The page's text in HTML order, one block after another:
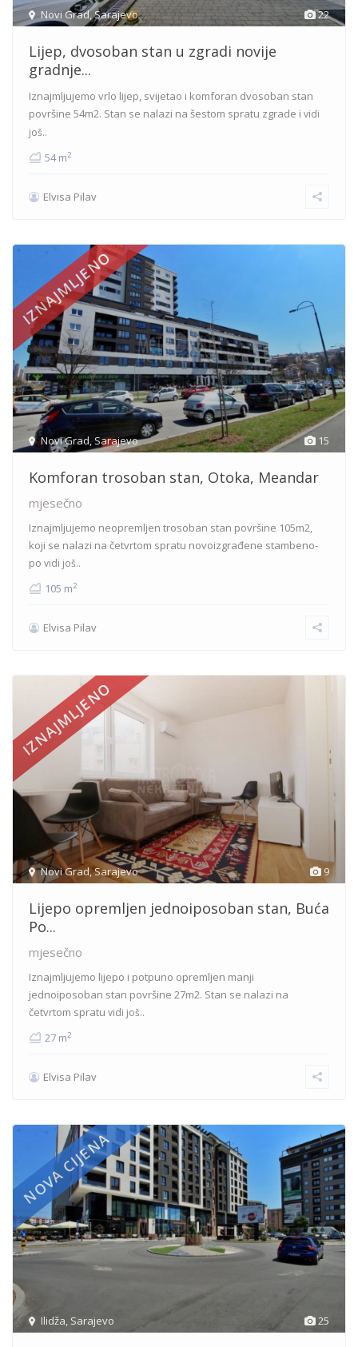
22
Novi Grad,Sarajevo
Lijep, dvosoban stan u zgradi novije
gradnje...
Iznajmljujemo vrlo lijep, svijetao i komforan dvosoban stan
površine 54m2. Stan se nalazi na šestom spratu zgrade i vidi
još..
54 m2
Elvisa Pilav
15
Novi Grad,Sarajevo
IZNAJMLJENO
Komforan trosoban stan, Otoka, Meandar
mjesečno
Iznajmljujemo neopremljen trosoban stan površine 105m2,
koji se nalazi na četvrtom spratu novoizgrađene stambeno-
po vidi još..
105 m2
Elvisa Pilav
9
Novi Grad,Sarajevo
IZNAJMLJENO
Lijepo opremljen jednoiposoban stan, Buća
Po...
mjesečno
Iznajmljujemo lijepo i potpuno opremljen manji
jednoiposoban stan površine 27m2. Stan se nalazi na
četvrtom spratu vidi još..
27 m2
Elvisa Pilav
25
Ilidža, Sarajevo
NOVA CIJENA